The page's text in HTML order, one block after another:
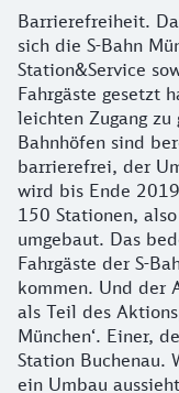
Barrierefreiheit.
sich die S-Bahn
Station&Service
Fahrgäste gesetzt
leichten Zugang
Bahnhöfen sind
barrierefrei, der
wird bis Ende
150 Stationen,
umgebaut. Das
Fahrgäste der S-
kommen. Und der
als Teil des
München‘. Einer,
Station Buchenau.
ein Umbau